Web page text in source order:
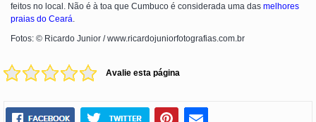
feitos no local. Não é à toa que Cumbuco é considerada uma das melhores
praias do Ceará.
Fotos: © Ricardo Junior / www.ricardojuniorfotografias.com.br
Avalie esta página